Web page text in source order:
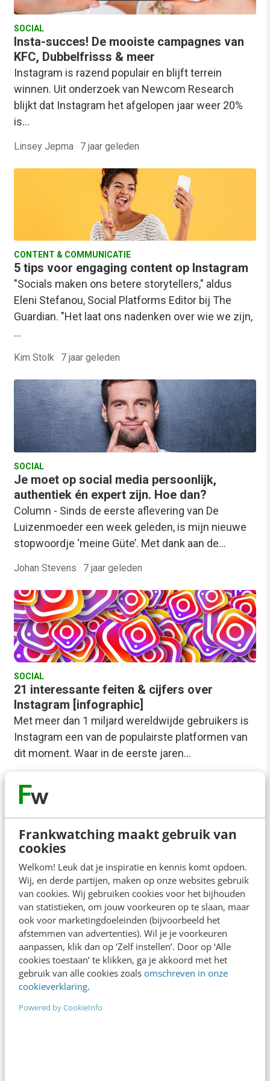
Frankwatching maakt gebruik van
cookies
Welkom! Leuk dat je inspiratie en kennis komt opdoen.
Wij, en derde partijen, maken op onze websites gebruik
van cookies. Wij gebruiken cookies voor het bijhouden
van statistieken, om jouw voorkeuren op te slaan, maar
ook voor marketingdoeleinden (bijvoorbeeld het
afstemmen van advertenties). Wil je je voorkeuren
aanpassen, klik dan op ‘Zelf instellen’. Door op ‘Alle
cookies toestaan’ te klikken, ga je akkoord met het
gebruik van alle cookies zoals omschreven in onze
cookieverklaring.
Powered by CookieInfo
SOCIAL
Insta-succes! De mooiste campagnes van
KFC, Dubbelfrisss & meer
Instagram is razend populair en blijft terrein
winnen. Uit onderzoek van Newcom Research
blijkt dat Instagram het afgelopen jaar weer 20%
is…
Linsey Jepma · 7 jaar geleden
CONTENT & COMMUNICATIE
5 tips voor engaging content op Instagram
"Socials maken ons betere storytellers," aldus
Eleni Stefanou, Social Platforms Editor bij The
Guardian. "Het laat ons nadenken over wie we zijn,
…
Kim Stolk · 7 jaar geleden
SOCIAL
Je moet op social media persoonlijk,
authentiek én expert zijn. Hoe dan?
Column - Sinds de eerste aflevering van De
Luizenmoeder een week geleden, is mijn nieuwe
stopwoordje ‘meine Güte’. Met dank aan de…
Johan Stevens · 7 jaar geleden
SOCIAL
21 interessante feiten & cijfers over
Instagram [infographic]
Met meer dan 1 miljard wereldwijde gebruikers is
Instagram een van de populairste platformen van
dit moment. Waar in de eerste jaren…
SOCIAL
Snapchat overweegt compleet andere
koers met permanent content
Snapchat komt mogelijk met iets nieuws! Het
platform dat bekend staat om content die na 24
uur verdwijnt, overweegt een functie waarbij…
Danielle Zwijnenburg